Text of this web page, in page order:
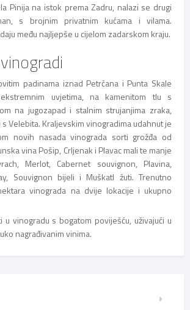
Pinija na istok prema Zadru, nalazi se drugi
s brojnim privatnim kućama i vilama.
među najljepše u cijelom zadarskom kraju.
padinama iznad Petrčana i Punta Skale
uvjetima, na kamenitom tlu s
na jugozapad i stalnim strujanjima zraka,
Velebita. Kraljevskim vinogradima udahnut je
novih nasada vinograda sorti grožđa od
vina Pošip, Crljenak i Plavac mali te manje
Merlot, Cabernet souvignon, Plavina,
Souvignon bijeli i Muškatl žuti. Trenutno
vinograda na dvije lokacije i ukupno
u vinogradu s bogatom poviješću, uživajući u
nagrađivanim vinima.